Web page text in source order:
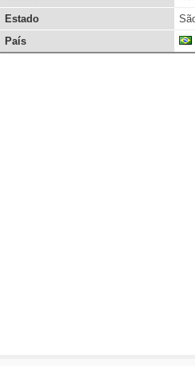
Estado
País